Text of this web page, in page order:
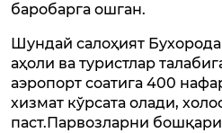
баробарга ошган.
Шундай салоҳият
аҳоли ва туристлар
аэропорт соатига 400
хизмат кўрсата олади,
паст.Парвозларни